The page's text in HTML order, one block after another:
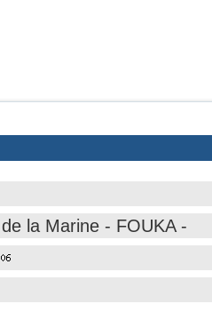
la Marine - FOUKA -